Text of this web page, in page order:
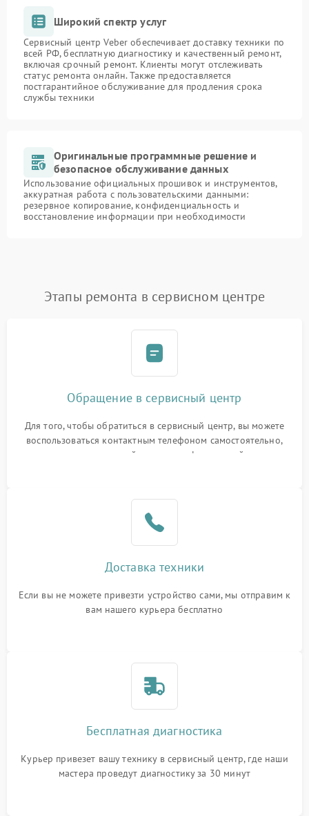
Широкий спектр услуг
Сервисный центр Veber обеспечивает доставку техники по
всей РФ, бесплатную диагностику и качественный ремонт,
включая срочный ремонт. Клиенты могут отслеживать
статус ремонта онлайн. Также предоставляется
постгарантийное обслуживание для продления срока
службы техники
Оригинальные программные решение и
безопасное обслуживание данных
Использование официальных прошивок и инструментов,
аккуратная работа с пользовательскими данными:
резервное копирование, конфиденциальность и
восстановление информации при необходимости
Этапы ремонта в сервисном центре
Обращение в сервисный центр
Для того, чтобы обратиться в сервисный центр, вы можете
воспользоваться контактным телефоном самостоятельно,
или оставить свой номер телефона на сайте
Доставка техники
Если вы не можете привезти устройство сами, мы отправим к
вам нашего курьера бесплатно
Бесплатная диагностика
Курьер привезет вашу технику в сервисный центр, где наши
мастера проведут диагностику за 30 минут